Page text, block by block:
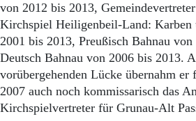
von 2012 bis 2013,
Kirchspiel Heiligenbeil-Land: Karben
2001 bis 2013, Preußisch Bahnau
Deutsch Bahnau von 2006 bis 2013.
vorübergehenden Lücke übernahm
2007 auch noch kommissarisch das
Kirchspielvertreter für Grunau-Alt